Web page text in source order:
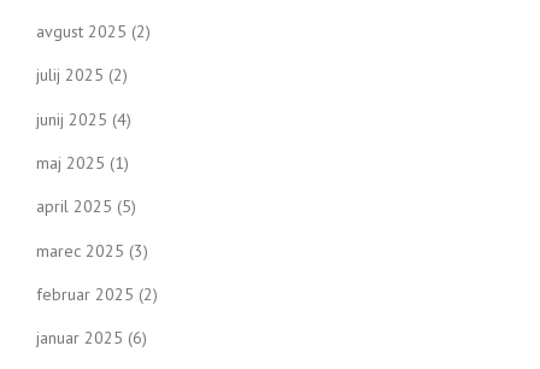
avgust 2025 (2)
julij 2025 (2)
junij 2025 (4)
maj 2025 (1)
april 2025 (5)
marec 2025 (3)
februar 2025 (2)
januar 2025 (6)